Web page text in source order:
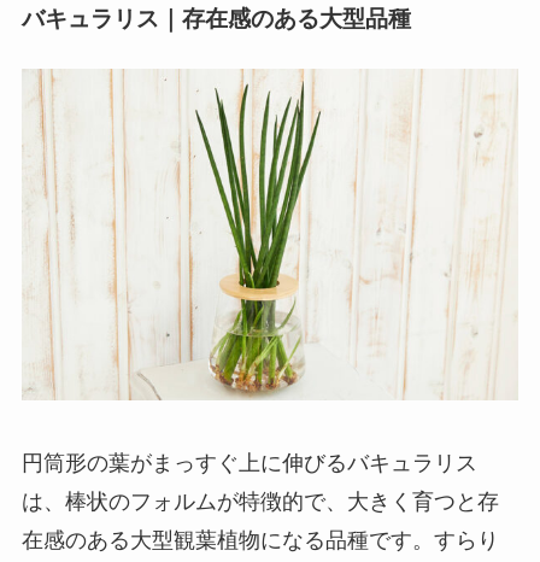
バキュラリス｜存在感のある大型品種
円筒形の葉がまっすぐ上に伸びるバキュラリス
は、棒状のフォルムが特徴的で、大きく育つと存
在感のある大型観葉植物になる品種です。すらり